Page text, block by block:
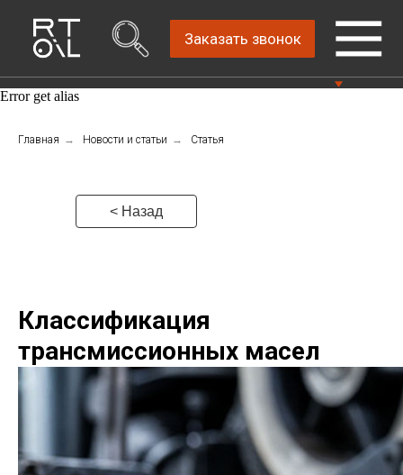
автомобильных масел
Консультации Пн-Пт: 9.00-18.00
Заказать звонок
Error get alias
Главная → Новости и статьи → Статья
< Назад
Классификация
трансмиссионных масел